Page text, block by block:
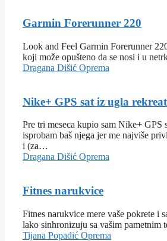
Garmin Forerunner 220
Look and Feel Garmin Forerunner
koji može opušteno da se nosi i u
Dragana Dišić Oprema
Nike+ GPS sat iz ugla
Pre tri meseca kupio sam Nike+ GPS
isprobam baš njega jer me najviše
i (za…
Dragana Dišić Oprema
Fitnes narukvice
Fitnes narukvice mere vaše pokrete i
lako sinhronizuju sa vašim pametnim
Tijana Popadić Oprema